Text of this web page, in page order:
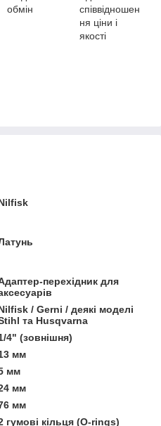
обмін
співвідношен
ня ціни і
якості
перехідник для
/ Gerni / деякі моделі
та Husqvarna
4" (зовнішня)
мм
мм
мм
мм
гумові кільця (O-rings)